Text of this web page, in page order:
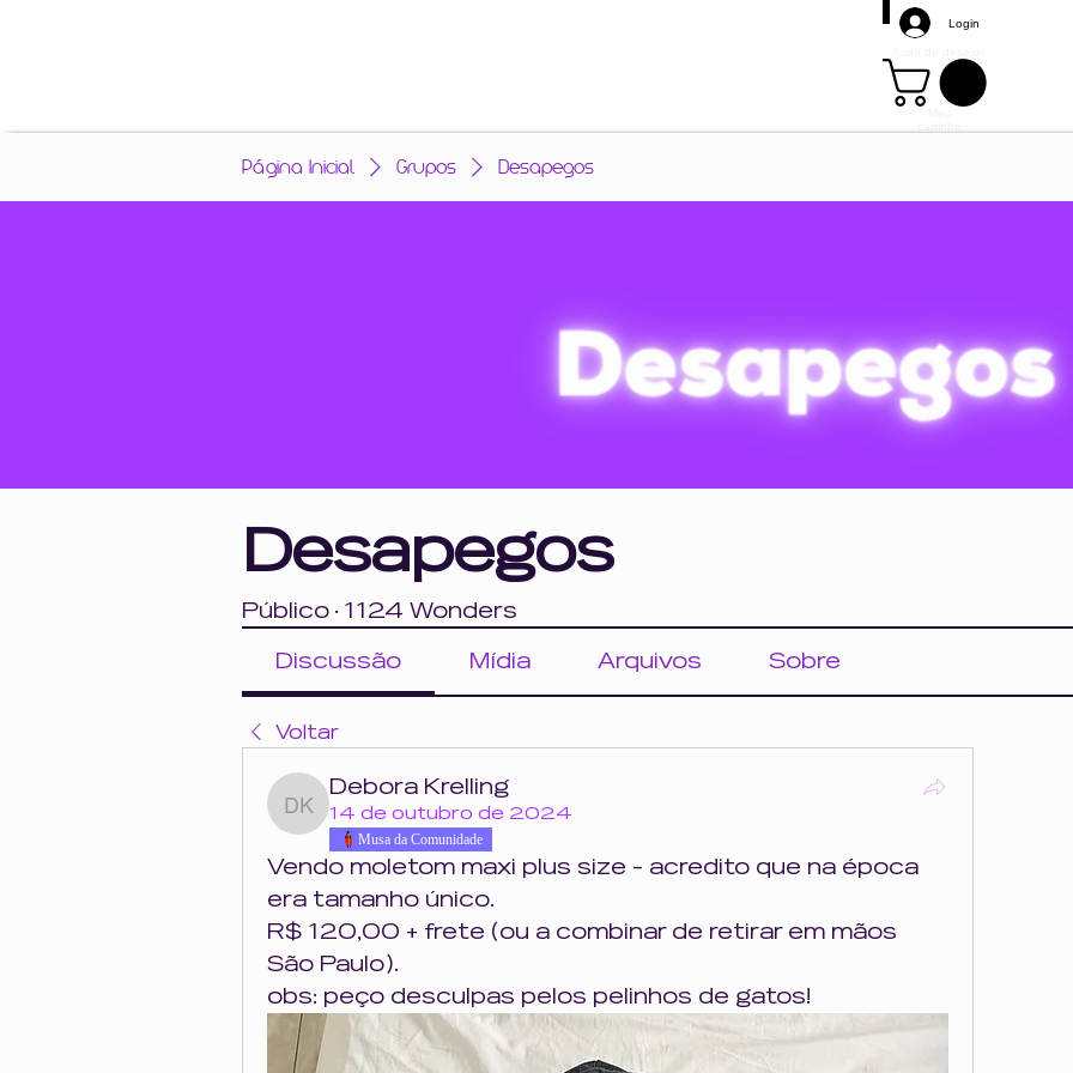
Login
Página Inicial Grupos Desapegos
Desapegos
Público · 1124 Wonders
Discussão Mídia Arquivos Sobre
Voltar
Debora Krelling
Debora Krelling
14 de outubro de 2024
Musa da Comunidade
Vendo moletom maxi plus size - acredito que na época
era tamanho único.
R$ 120,00 + frete (ou a combinar de retirar em mãos
São Paulo).
obs: peço desculpas pelos pelinhos de gatos!